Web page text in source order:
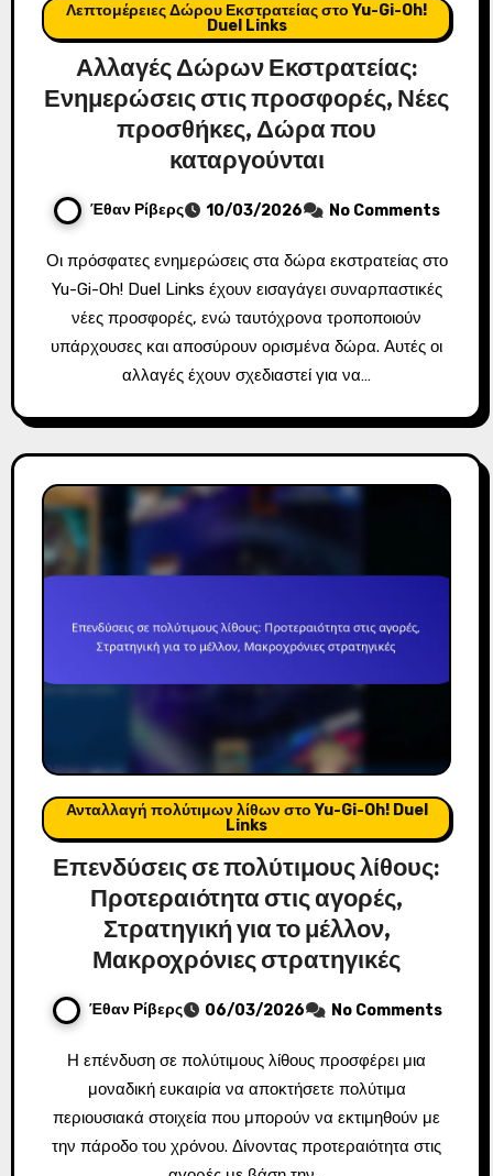
Λεπτομέρειες Δώρου Εκστρατείας στο Yu-Gi-Oh!
Duel Links
Αλλαγές Δώρων Εκστρατείας:
Ενημερώσεις στις προσφορές, Νέες
προσθήκες, Δώρα που
καταργούνται
Έθαν Ρίβερς 10/03/2026 No Comments
Οι πρόσφατες ενημερώσεις στα δώρα εκστρατείας στο
Yu-Gi-Oh! Duel Links έχουν εισαγάγει συναρπαστικές
νέες προσφορές, ενώ ταυτόχρονα τροποποιούν
υπάρχουσες και αποσύρουν ορισμένα δώρα. Αυτές οι
αλλαγές έχουν σχεδιαστεί για να…
Ανταλλαγή πολύτιμων λίθων στο Yu-Gi-Oh! Duel
Links
Επενδύσεις σε πολύτιμους λίθους:
Προτεραιότητα στις αγορές,
Στρατηγική για το μέλλον,
Μακροχρόνιες στρατηγικές
Έθαν Ρίβερς 06/03/2026 No Comments
Η επένδυση σε πολύτιμους λίθους προσφέρει μια
μοναδική ευκαιρία να αποκτήσετε πολύτιμα
περιουσιακά στοιχεία που μπορούν να εκτιμηθούν με
την πάροδο του χρόνου. Δίνοντας προτεραιότητα στις